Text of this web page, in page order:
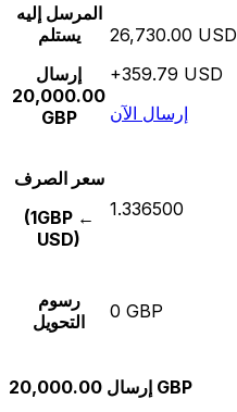
المرسل إليه
يستلم
إرسال
20,000.00
GBP
26,730.00 USD
+359.79 USD
إرسال الآن
سعر الصرف
(1GBP ←
USD)
1.336500
رسوم
التحويل
0 GBP
إرسال 20,000.00 GBP